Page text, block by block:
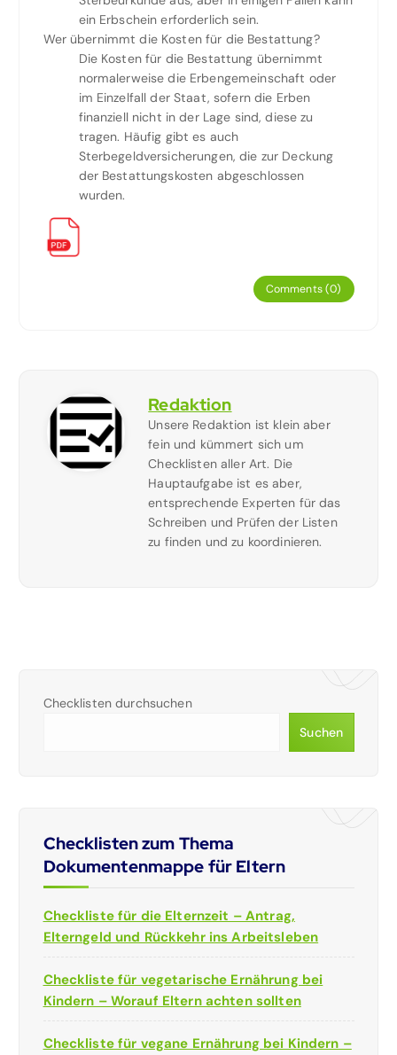
ein Erbschein erforderlich sein.
Wer übernimmt die Kosten für die Bestattung?
Die Kosten für die Bestattung übernimmt
normalerweise die Erbengemeinschaft oder
im Einzelfall der Staat, sofern die Erben
finanziell nicht in der Lage sind, diese zu
tragen. Häufig gibt es auch
Sterbegeldversicherungen, die zur Deckung
der Bestattungskosten abgeschlossen
wurden.
Comments (0)
Redaktion
Unsere Redaktion ist klein aber
fein und kümmert sich um
Checklisten aller Art. Die
Hauptaufgabe ist es aber,
entsprechende Experten für das
Schreiben und Prüfen der Listen
zu finden und zu koordinieren.
Checklisten durchsuchen
Suchen
Checklisten zum Thema
Dokumentenmappe für Eltern
Checkliste für die Elternzeit – Antrag,
Elterngeld und Rückkehr ins Arbeitsleben
Checkliste für vegetarische Ernährung bei
Kindern – Worauf Eltern achten sollten
Checkliste für vegane Ernährung bei Kindern –